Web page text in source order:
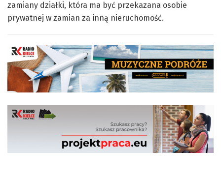
zamiany działki, która ma być przekazana osobie
prywatnej w zamian za inną nieruchomość.